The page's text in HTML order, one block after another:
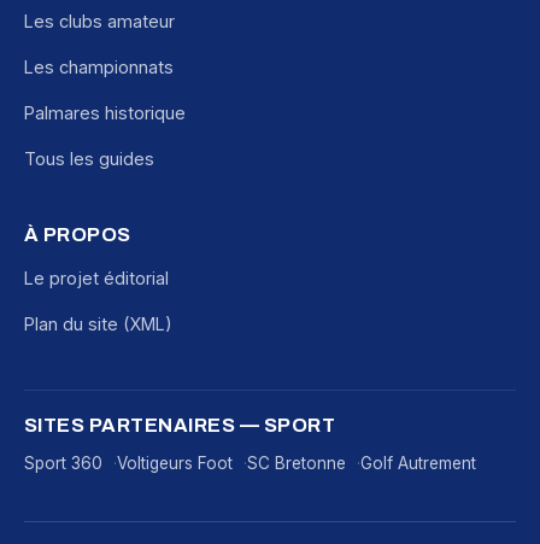
Les clubs amateur
Les championnats
Palmares historique
Tous les guides
À PROPOS
Le projet éditorial
Plan du site (XML)
SITES PARTENAIRES — SPORT
Sport 360 Voltigeurs Foot SC Bretonne Golf Autrement